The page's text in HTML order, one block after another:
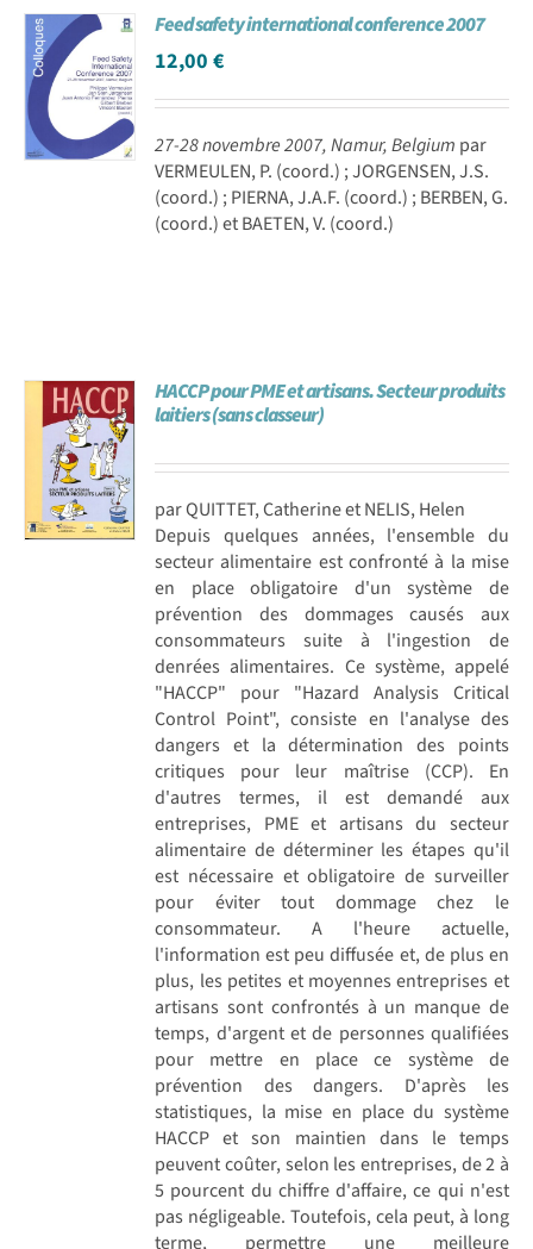
Achat en ligne
Panier WooCommerce
Feed safety international conference 2007
12,00€
27-28 novembre 2007, Namur, Belgium par
VERMEULEN, P. (coord.) ; JORGENSEN, J.S.
(coord.) ; PIERNA, J.A.F. (coord.) ; BERBEN, G.
(coord.) et BAETEN, V. (coord.)
HACCP pour PME et artisans. Secteur produits
laitiers (sans classeur)
par QUITTET, Catherine et NELIS, Helen
Depuis quelques années, l'ensemble du
secteur alimentaire est confronté à la mise
en place obligatoire d'un système de
prévention des dommages causés aux
consommateurs suite à l'ingestion de
denrées alimentaires. Ce système, appelé
"HACCP" pour "Hazard Analysis Critical
Control Point", consiste en l'analyse des
dangers et la détermination des points
critiques pour leur maîtrise (CCP). En
d'autres termes, il est demandé aux
entreprises, PME et artisans du secteur
alimentaire de déterminer les étapes qu'il
est nécessaire et obligatoire de surveiller
pour éviter tout dommage chez le
consommateur. A l'heure actuelle,
l'information est peu diffusée et, de plus en
plus, les petites et moyennes entreprises et
artisans sont confrontés à un manque de
temps, d'argent et de personnes qualifiées
pour mettre en place ce système de
prévention des dangers. D'après les
statistiques, la mise en place du système
HACCP et son maintien dans le temps
peuvent coûter, selon les entreprises, de 2 à
5 pourcent du chiffre d'affaire, ce qui n'est
pas négligeable. Toutefois, cela peut, à long
terme, permettre une meilleure